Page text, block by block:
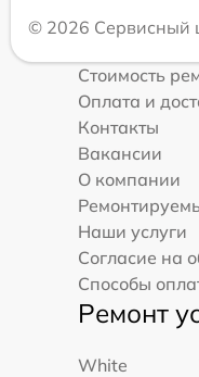
© 2026 Сервисный
Стоимость
Оплата и
Контакты
Вакансии
О компании
Наши услуги
Согласие на
Способы
Ремонт
White